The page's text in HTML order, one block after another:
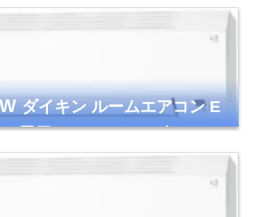
コンパクト 清潔
Wダイキン ルームエアコン E
畳用 ホワイト 2025年モデル
トモデル ストリーマ